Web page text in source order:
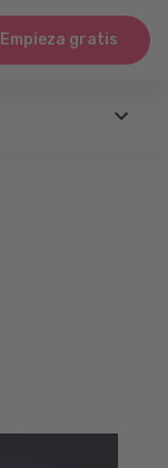
Empieza gratis